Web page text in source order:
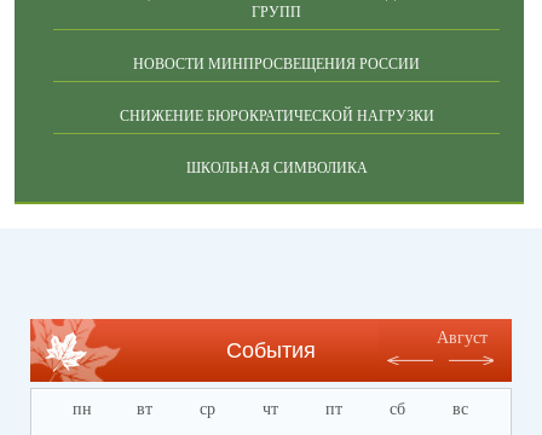
ГРУПП
НОВОСТИ МИНПРОСВЕЩЕНИЯ РОССИИ
СНИЖЕНИЕ БЮРОКРАТИЧЕСКОЙ НАГРУЗКИ
ШКОЛЬНАЯ СИМВОЛИКА
События
Август
пн вт ср чт пт сб вс